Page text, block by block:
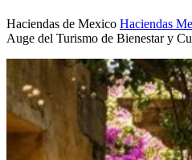
Haciendas de Mexico Haciendas
Auge del Turismo de Bienestar y